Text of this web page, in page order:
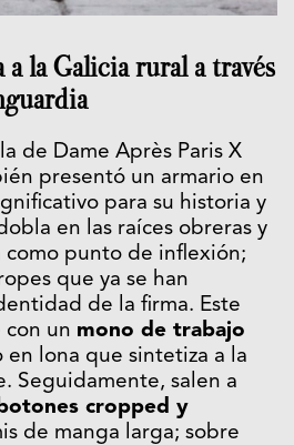
a la Galicia rural a través
de Dame Après Paris X
presentó un armario en
para su historia y
en las raíces obreras y
como punto de inflexión;
que ya se han
de la firma. Este
con un mono de trabajo
en lona que sintetiza a la
Seguidamente, salen a
cropped y
de manga larga; sobre